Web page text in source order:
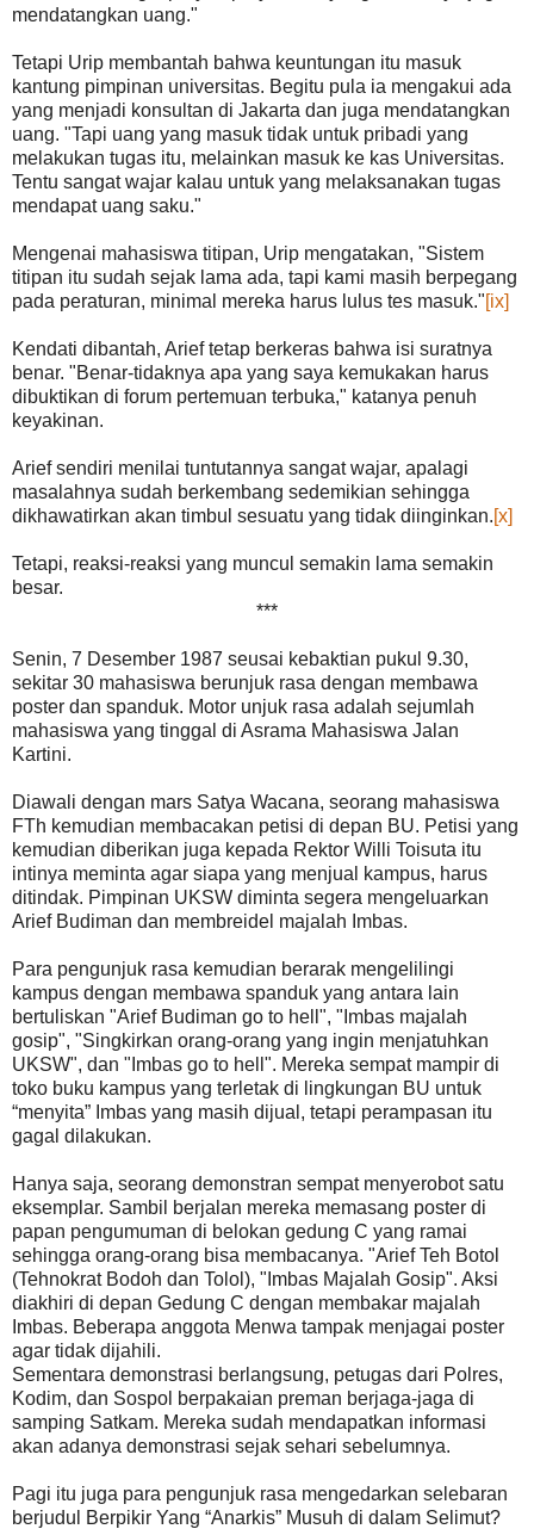
mendatangkan uang."
Tetapi Urip membantah bahwa keuntungan itu masuk
kantung pimpinan universitas. Begitu pula ia mengakui ada
yang menjadi konsultan di Jakarta dan juga mendatangkan
uang. "Tapi uang yang masuk tidak untuk pribadi yang
melakukan tugas itu, melainkan masuk ke kas Universitas.
Tentu sangat wajar kalau untuk yang melaksanakan tugas
mendapat uang saku."
Mengenai mahasiswa titipan, Urip mengatakan, "Sistem
titipan itu sudah sejak lama ada, tapi kami masih berpegang
pada peraturan, minimal mereka harus lulus tes masuk."[ix]
Kendati dibantah, Arief tetap berkeras bahwa isi suratnya
benar. "Benar-tidaknya apa yang saya kemukakan harus
dibuktikan di forum pertemuan terbuka," katanya penuh
keyakinan.
Arief sendiri menilai tuntutannya sangat wajar, apalagi
masalahnya sudah berkembang sedemikian sehingga
dikhawatirkan akan timbul sesuatu yang tidak diinginkan.[x]
Tetapi, reaksi-reaksi yang muncul semakin lama semakin
besar.
***
Senin, 7 Desember 1987 seusai kebaktian pukul 9.30,
sekitar 30 mahasiswa berunjuk rasa dengan membawa
poster dan spanduk. Motor unjuk rasa adalah sejumlah
mahasiswa yang tinggal di Asrama Mahasiswa Jalan
Kartini.
Diawali dengan mars Satya Wacana, seorang mahasiswa
FTh kemudian membacakan petisi di depan BU. Petisi yang
kemudian diberikan juga kepada Rektor Willi Toisuta itu
intinya meminta agar siapa yang menjual kampus, harus
ditindak. Pimpinan UKSW diminta segera mengeluarkan
Arief Budiman dan membreidel majalah Imbas.
Para pengunjuk rasa kemudian berarak mengelilingi
kampus dengan membawa spanduk yang antara lain
bertuliskan "Arief Budiman go to hell", "Imbas majalah
gosip", "Singkirkan orang-orang yang ingin menjatuhkan
UKSW", dan "Imbas go to hell". Mereka sempat mampir di
toko buku kampus yang terletak di lingkungan BU untuk
“menyita” Imbas yang masih dijual, tetapi perampasan itu
gagal dilakukan.
Hanya saja, seorang demonstran sempat menyerobot satu
eksemplar. Sambil berjalan mereka memasang poster di
papan pengumuman di belokan gedung C yang ramai
sehingga orang-orang bisa membacanya. "Arief Teh Botol
(Tehnokrat Bodoh dan Tolol), "Imbas Majalah Gosip". Aksi
diakhiri di depan Gedung C dengan membakar majalah
Imbas. Beberapa anggota Menwa tampak menjagai poster
agar tidak dijahili.
Sementara demonstrasi berlangsung, petugas dari Polres,
Kodim, dan Sospol berpakaian preman berjaga-jaga di
samping Satkam. Mereka sudah mendapatkan informasi
akan adanya demonstrasi sejak sehari sebelumnya.
Pagi itu juga para pengunjuk rasa mengedarkan selebaran
berjudul Berpikir Yang “Anarkis” Musuh di dalam Selimut?